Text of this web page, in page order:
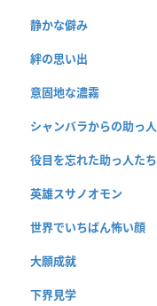
静かな僻み
絆の思い出
意固地な濃霧
シャンバラからの助っ人
役目を忘れた助っ人たち
英雄スサノオモン
世界でいちばん怖い顔
大願成就
下界見学